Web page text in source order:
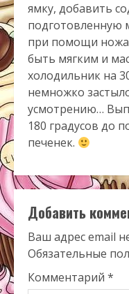
ямку, добавить
подготовленную
при помощи
быть мягким и
холодильник на
немножко
усмотрению…
180 градусов до
печенек.
Добавить
Ваш адрес email
Обязательные
Комментарий *